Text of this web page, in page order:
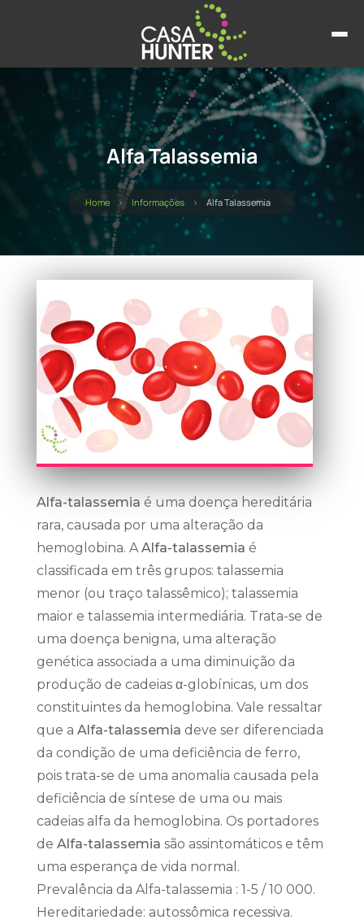
Alfa Talassemia
Home Informações Alfa Talassemia
Alfa-talassemia é uma doença hereditária
rara, causada por uma alteração da
hemoglobina. AAlfa-talassemia é
classificada em três grupos: talassemia
menor (ou traço talassêmico); talassemia
maior e talassemia intermediária. Trata-se de
uma doença benigna, uma alteração
genética associada a uma diminuição da
produção de cadeias α-globínicas, um dos
constituintes da hemoglobina. Vale ressaltar
que a Alfa-talassemia deve ser diferenciada
da condição de uma deficiência de ferro,
pois trata-se de uma anomalia causada pela
deficiência de síntese de uma ou mais
cadeias alfa da hemoglobina. Os portadores
de Alfa-talassemia são assintomáticos e têm
uma esperança de vida normal.
Prevalência da Alfa-talassemia : 1-5 / 10 000.
Hereditariedade: autossômica recessiva.